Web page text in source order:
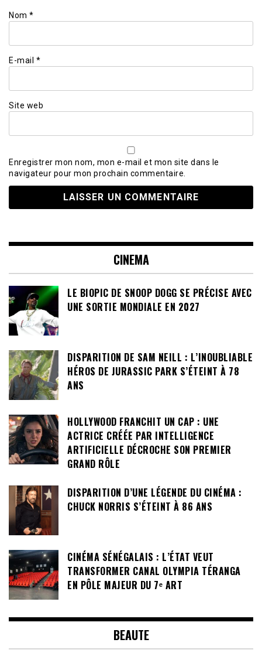
Nom *
E-mail *
Site web
Enregistrer mon nom, mon e-mail et mon site dans le
navigateur pour mon prochain commentaire.
CINEMA
LE BIOPIC DE SNOOP DOGG SE PRÉCISE AVEC
UNE SORTIE MONDIALE EN 2027
DISPARITION DE SAM NEILL : L’INOUBLIABLE
HÉROS DE JURASSIC PARK S’ÉTEINT À 78
ANS
HOLLYWOOD FRANCHIT UN CAP : UNE
ACTRICE CRÉÉE PAR INTELLIGENCE
ARTIFICIELLE DÉCROCHE SON PREMIER
GRAND RÔLE
DISPARITION D’UNE LÉGENDE DU CINÉMA :
CHUCK NORRIS S’ÉTEINT À 86 ANS
CINÉMA SÉNÉGALAIS : L’ÉTAT VEUT
TRANSFORMER CANAL OLYMPIA TÉRANGA
EN PÔLE MAJEUR DU 7ᵉ ART
BEAUTE